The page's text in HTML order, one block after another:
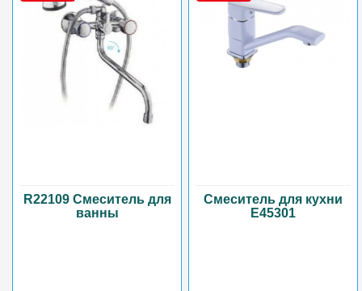
R22109 Смеситель для
ванны
Смеситель для кухни
Е45301